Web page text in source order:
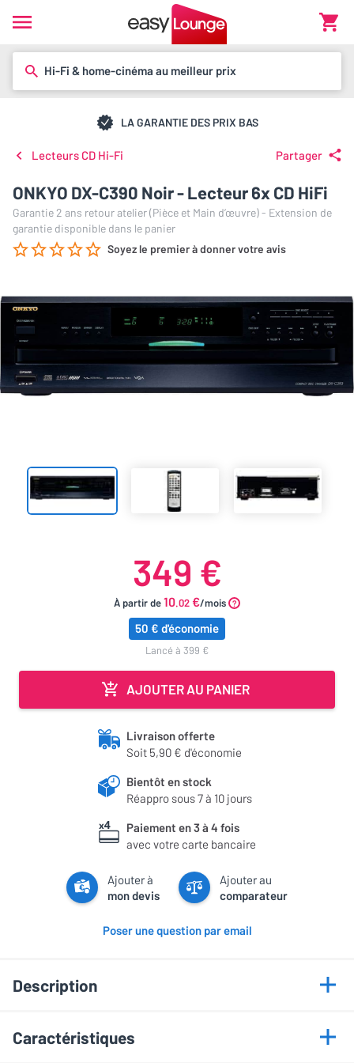
Hi-Fi & home-cinéma au meilleur prix
LA GARANTIE DES PRIX BAS
Lecteurs CD Hi-Fi Partager
ONKYO DX-C390 Noir - Lecteur 6x CD HiFi
Garantie 2 ans retour atelier (Pièce et Main d’œuvre) - Extension de
garantie disponible dans le panier
Soyez le premier à donner votre avis
349 €
À partir de10.02 €/mois
50 € d'économie
lancé à 399 €
AJOUTER AU PANIER
Livraison offerte
Soit 5,90 € d'économie
Bientôt en stock
Réappro sous 7 à 10 jours
Paiement en 3 à 4 fois
avec votre carte bancaire
Ajouter à
mon devis
Ajouter au
comparateur
Poser une question par email
Description
Points forts
Caractéristiques